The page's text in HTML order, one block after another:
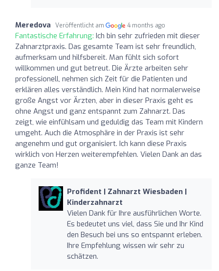
Meredova Veröffentlicht am 4 months ago
Fantastische Erfahrung: Ich bin sehr zufrieden mit dieser
Zahnarztpraxis. Das gesamte Team ist sehr freundlich,
aufmerksam und hilfsbereit. Man fühlt sich sofort
willkommen und gut betreut. Die Ärzte arbeiten sehr
professionell, nehmen sich Zeit für die Patienten und
erklären alles verständlich. Mein Kind hat normalerweise
große Angst vor Ärzten, aber in dieser Praxis geht es
ohne Angst und ganz entspannt zum Zahnarzt. Das
zeigt, wie einfühlsam und geduldig das Team mit Kindern
umgeht. Auch die Atmosphäre in der Praxis ist sehr
angenehm und gut organisiert. Ich kann diese Praxis
wirklich von Herzen weiterempfehlen. Vielen Dank an das
ganze Team!
Profident | Zahnarzt Wiesbaden |
Kinderzahnarzt
Vielen Dank für Ihre ausführlichen Worte.
Es bedeutet uns viel, dass Sie und Ihr Kind
den Besuch bei uns so entspannt erleben.
Ihre Empfehlung wissen wir sehr zu
schätzen.